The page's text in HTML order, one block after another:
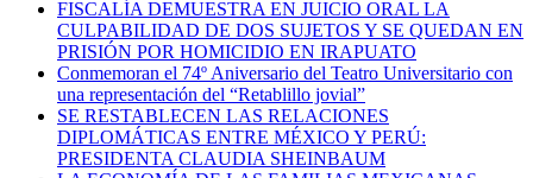
FISCALÍA DEMUESTRA EN JUICIO ORAL LA
CULPABILIDAD DE DOS SUJETOS Y SE QUEDAN EN
PRISIÓN POR HOMICIDIO EN IRAPUATO
Conmemoran el 74º Aniversario del Teatro Universitario con
una representación del “Retablillo jovial”
SE RESTABLECEN LAS RELACIONES
DIPLOMÁTICAS ENTRE MÉXICO Y PERÚ:
PRESIDENTA CLAUDIA SHEINBAUM